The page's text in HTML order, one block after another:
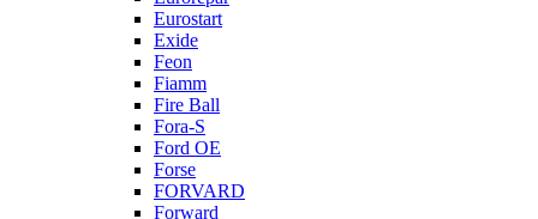
Eurostart
Exide
Feon
Fiamm
Fire Ball
Fora-S
Ford OE
Forse
FORVARD
Forward